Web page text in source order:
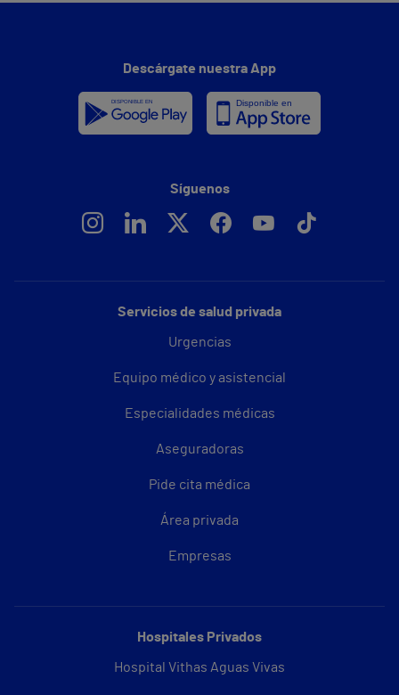
Servicios de salud privada
Urgencias
Equipo médico y asistencial
Especialidades médicas
Aseguradoras
Pide cita médica
Área privada
Empresas
Hospitales Privados
Hospital Vithas Aguas Vivas
Descárgate nuestra App
Síguenos